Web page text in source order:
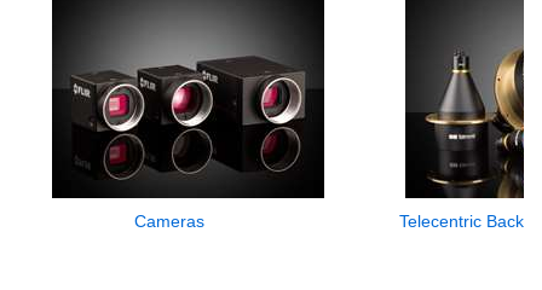
Cameras Telecentric